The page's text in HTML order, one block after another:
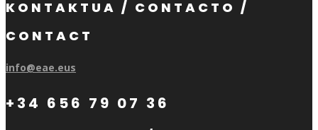
KONTAKTUA / CONTACTO /
CONTACT
info@eae.eus
+34 656 79 07 36